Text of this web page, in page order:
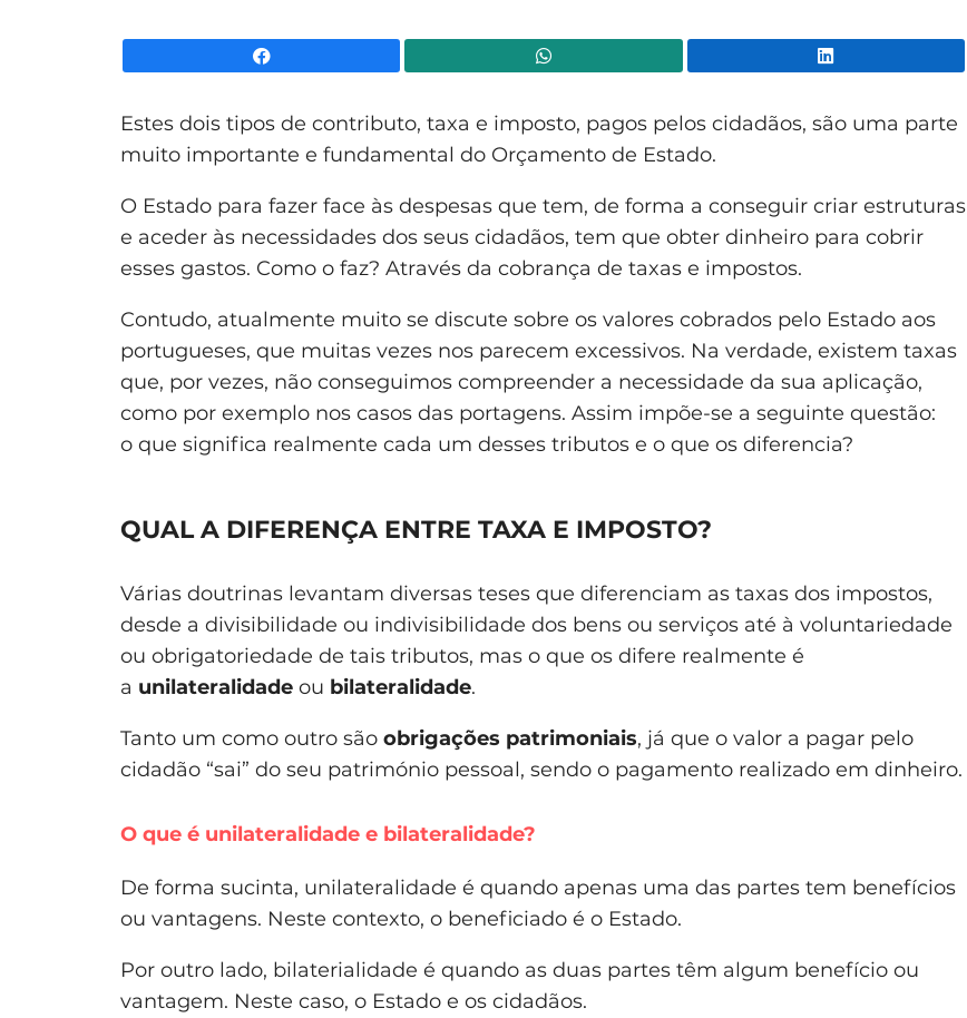
Estes dois tipos de contributo, taxa e imposto, pagos pelos cidadãos, são uma parte
muito importante e fundamental do Orçamento de Estado.
O Estado para fazer face às despesas que tem, de forma a conseguir criar estruturas
e aceder às necessidades dos seus cidadãos, tem que obter dinheiro para cobrir
esses gastos. Como o faz? Através da cobrança de taxas e impostos.
Contudo, atualmente muito se discute sobre os valores cobrados pelo Estado aos
portugueses, que muitas vezes nos parecem excessivos. Na verdade, existem taxas
que, por vezes, não conseguimos compreender a necessidade da sua aplicação,
como por exemplo nos casos das portagens. Assim impõe-se a seguinte questão:
o que significa realmente cada um desses tributos e o que os diferencia?
QUAL A DIFERENÇA ENTRE TAXA E IMPOSTO?
Várias doutrinas levantam diversas teses que diferenciam as taxas dos impostos,
desde a divisibilidade ou indivisibilidade dos bens ou serviços até à voluntariedade
ou obrigatoriedade de tais tributos, mas o que os difere realmente é
a unilateralidade ou bilateralidade.
Tanto um como outro são obrigações patrimoniais, já que o valor a pagar pelo
cidadão “sai” do seu património pessoal, sendo o pagamento realizado em dinheiro.
O que é unilateralidade e bilateralidade?
De forma sucinta, unilateralidade é quando apenas uma das partes tem benefícios
ou vantagens. Neste contexto, o beneficiado é o Estado.
Por outro lado, bilaterialidade é quando as duas partes têm algum benefício ou
vantagem. Neste caso, o Estado e os cidadãos.